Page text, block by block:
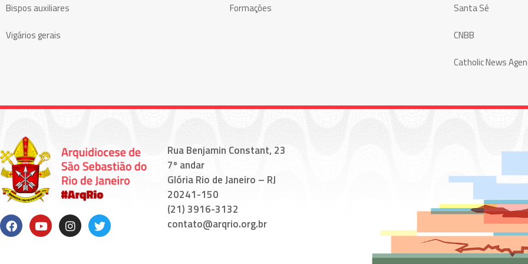
Bispos auxiliares
Vigários gerais
Formações
Santa Sé
CNBB
Catholic News
Rua Benjamin Constant, 23
7º andar
Glória Rio de Janeiro – RJ
20241-150
(21) 3916-3132
contato@arqrio.org.br